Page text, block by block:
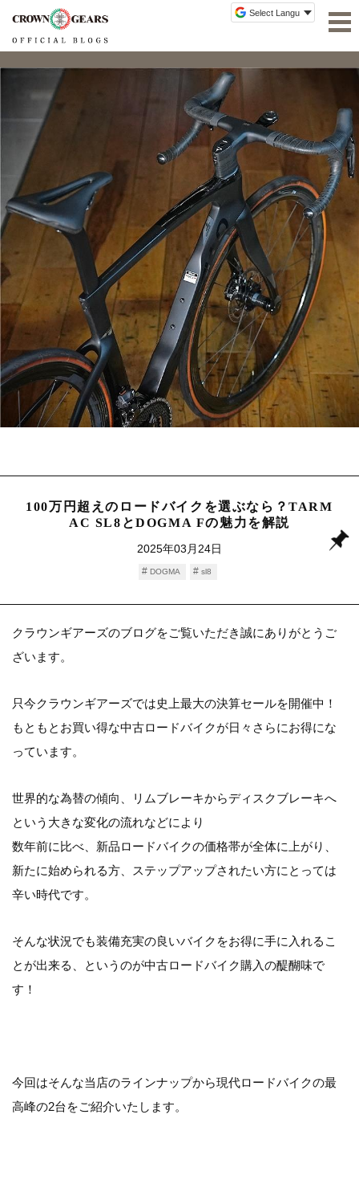
100万円超えのロードバイクを選ぶなら？TARM
AC SL8とDOGMA Fの魅力を解説
2025年03月24日
DOGMA sl8
クラウンギアーズのブログをご覧いただき誠にありがとうご
ざいます。
只今クラウンギアーズでは史上最大の決算セールを開催中！
もともとお買い得な中古ロードバイクが日々さらにお得にな
っています。
世界的な為替の傾向、リムブレーキからディスクブレーキへ
という大きな変化の流れなどにより
数年前に比べ、新品ロードバイクの価格帯が全体に上がり、
新たに始められる方、ステップアップされたい方にとっては
辛い時代です。
そんな状況でも装備充実の良いバイクをお得に手に入れるこ
とが出来る、というのが中古ロードバイク購入の醍醐味で
す！
今回はそんな当店のラインナップから現代ロードバイクの最
高峰の2台をご紹介いたします。